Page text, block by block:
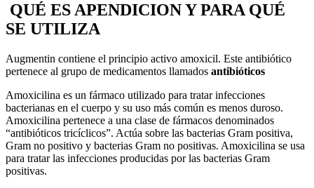
QUÉ ES APENDICION Y PARA QUÉ
SE UTILIZA
Augmentin contiene el principio activo amoxicil. Este antibiótico
pertenece al grupo de medicamentos llamados antibióticos
Amoxicilina es un fármaco utilizado para tratar infecciones
bacterianas en el cuerpo y su uso más común es menos duroso.
Amoxicilina pertenece a una clase de fármacos denominados
“antibióticos tricíclicos”. Actúa sobre las bacterias Gram positiva,
Gram no positivo y bacterias Gram no positivas. Amoxicilina se usa
para tratar las infecciones producidas por las bacterias Gram
positivas.